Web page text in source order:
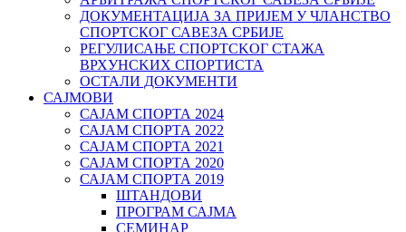
ДОКУМЕНТАЦИЈА ЗА ПРИЈЕМ У ЧЛАНСТВО
СПОРТСКОГ САВЕЗА СРБИЈЕ
РЕГУЛИСАЊЕ СПОРТСKОГ СТАЖА
ВРХУНСKИХ СПОРТИСТА
ОСТАЛИ ДОКУМЕНТИ
САЈМОВИ
САЈАМ СПОРТА 2024
САЈАМ СПОРТА 2022
САЈАМ СПОРТА 2021
САЈАМ СПОРТА 2020
САЈАМ СПОРТА 2019
ШТАНДОВИ
ПРОГРАМ САЈМА
СЕМИНАР